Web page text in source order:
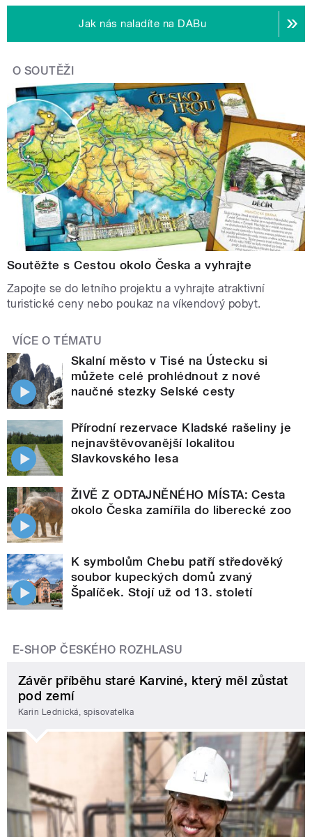
Jak nás naladíte na DABu
O SOUTĚŽI
Soutěžte s Cestou okolo Česka a vyhrajte
Zapojte se do letního projektu a vyhrajte atraktivní
turistické ceny nebo poukaz na víkendový pobyt.
VÍCE O TÉMATU
Skalní město v Tisé na Ústecku si
můžete celé prohlédnout z nové
naučné stezky Selské cesty
Přírodní rezervace Kladské rašeliny je
nejnavštěvovanější lokalitou
Slavkovského lesa
ŽIVĚ Z ODTAJNĚNÉHO MÍSTA: Cesta
okolo Česka zamířila do liberecké zoo
K symbolům Chebu patří středověký
soubor kupeckých domů zvaný
Špalíček. Stojí už od 13. století
E-SHOP ČESKÉHO ROZHLASU
Závěr příběhu staré Karviné, který měl zůstat
pod zemí
Karin Lednická, spisovatelka